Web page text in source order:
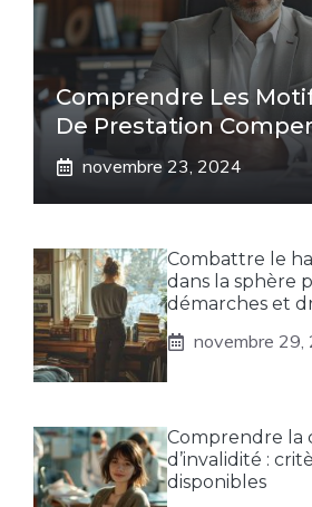
Comprendre Les
De Prestation
novembre 23, 2024
Combattre le
dans la sphère
démarches et
novembre 29,
Comprendre la
d’invalidité :
disponibles